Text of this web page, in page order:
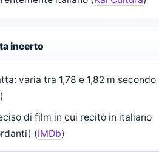
incerto
varia tra 1,78 e 1,82 m secondo
)
di film in cui recitò in italiano
(IMDb)